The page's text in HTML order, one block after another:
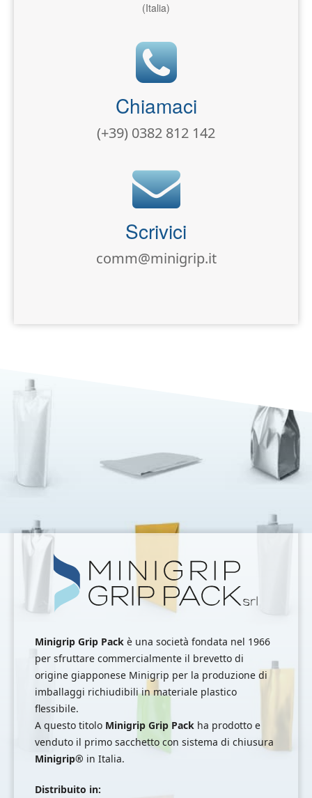
(Italia)
Chiamaci
(+39) 0382 812 142
Scrivici
comm@minigrip.it
MINIGRIP
GRIPPACK srl
Minigrip Grip Pack è una società fondata nel 1966
per sfruttare commercialmente il brevetto di
origine giapponese Minigrip per la produzione di
imballaggi richiudibili in materiale plastico
flessibile.
A questo titolo Minigrip Grip Pack ha prodotto e
venduto il primo sacchetto con sistema di chiusura
Minigrip® in Italia.
Distribuito in: